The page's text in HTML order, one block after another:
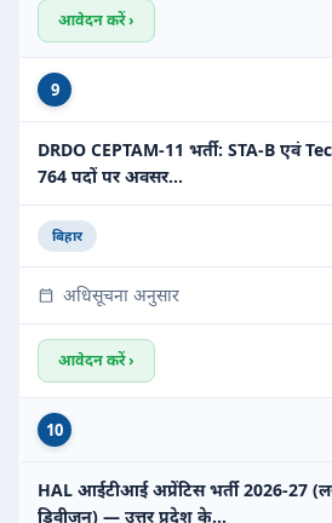
आवेदन करें ›
9
DRDO CEPTAM-11 भर्ती: STA-B एवं
764 पदों पर अवसर…
बिहार
अधिसूचना अनुसार
आवेदन करें ›
10
HAL आईटीआई अप्रेंटिस भर्ती 2026-27
डिवीजन) — उत्तर प्रदेश के…